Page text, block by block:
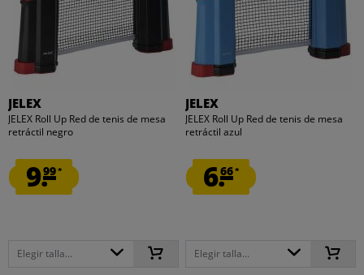
JELEX
JELEX Roll Up Red de tenis de mesa
retráctil negro
9.99*
Elegir talla...
JELEX
JELEX Roll Up Red de tenis de mesa
retráctil azul
6.66*
Elegir talla...